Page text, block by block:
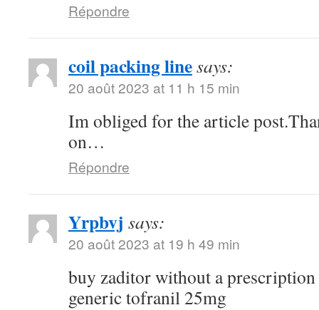
Répondre
coil packing linesays:
20 août 2023 at 11 h 15 min
Im obliged for the article
on…
Répondre
Yrpbvj says:
20 août 2023 at 19 h 49 min
buy zaditor without a prescription
generic tofranil 25mg